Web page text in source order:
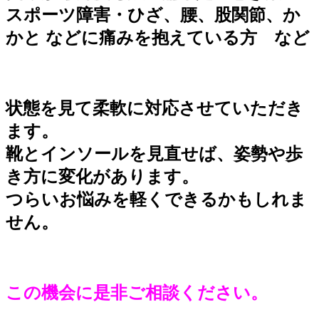
スポーツ障害・ひざ、腰、股関節、か
かと などに痛みを抱えている方 など
状態を見て柔軟に対応させていただき
ます。
靴とインソールを見直せば、姿勢や歩
き方に変化があります。
つらいお悩みを軽くできるかもしれま
せん。
この機会に是非ご相談ください。